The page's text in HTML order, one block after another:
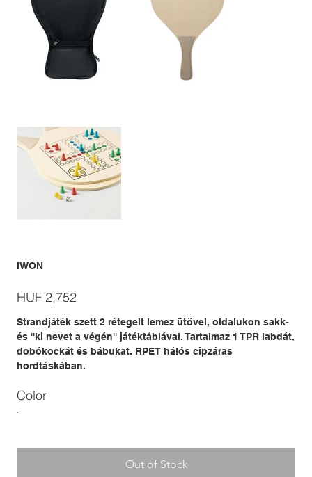
IWON
Price
HUF 2,752
Strandjáték szett 2 rétegelt lemez ütővel, oldalukon sakk-
és ''ki nevet a végén'' játéktáblával. Tartalmaz 1 TPR labdát,
dobókockát és bábukat. RPET hálós cipzáras
hordtáskában.
Color
Out of Stock